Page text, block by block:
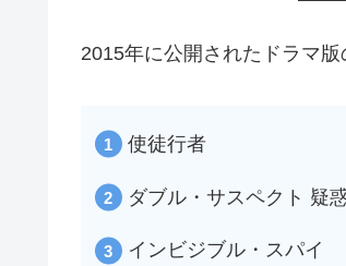
2015年に公開されたドラマ
使徒行者
ダブル・サスペクト 疑
インビジブル・スパイ